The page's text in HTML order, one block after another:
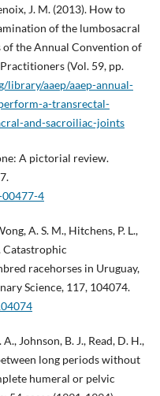
J. M. (2013). How to
of the lumbosacral
of the Annual Convention of
(Vol. 59, pp.
library/aaep/aaep-annual-
a-transrectal-
and-sacroiliac-joints
A pictorial review.
4
A. S. M., Hitchens, P. L.,
Catastrophic
racehorses in Uruguay,
Science, 117, 104074.
Johnson, B. J., Read, D. H.,
long periods without
humeral or pelvic